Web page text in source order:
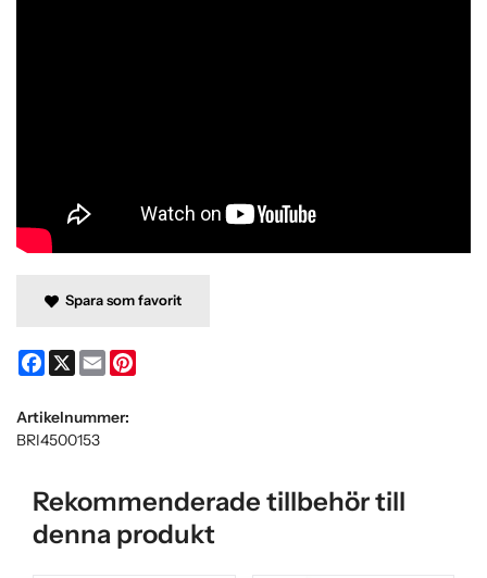
Spara som favorit
Facebook
X Email
Artikelnummer:
BRI4500153
Rekommenderade tillbehör till
denna produkt